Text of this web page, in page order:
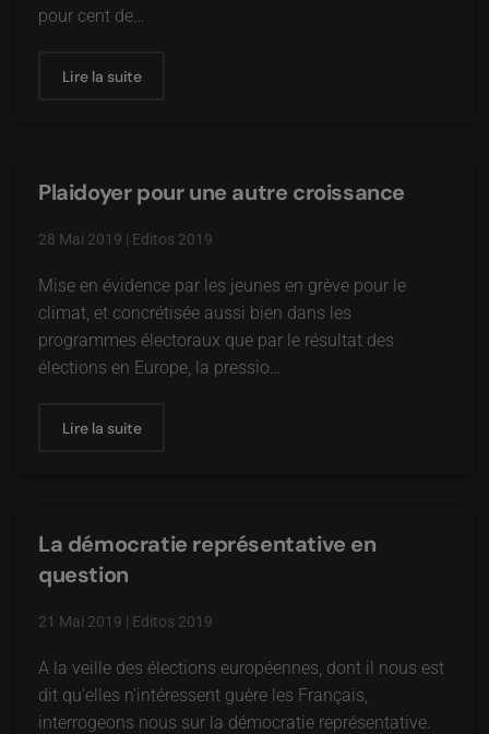
pour cent de…
Lire la suite
Plaidoyer pour une autre croissance
28 Mai 2019 | Editos 2019
Mise en évidence par les jeunes en grève pour le
climat, et concrétisée aussi bien dans les
programmes électoraux que par le résultat des
élections en Europe, la pressio…
Lire la suite
La démocratie représentative en
question
21 Mai 2019 | Editos 2019
A la veille des élections européennes, dont il nous est
dit qu'elles n'intéressent guère les Français,
interrogeons nous sur la démocratie représentative.